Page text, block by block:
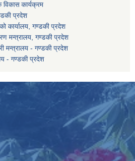
विकास कार्यक्रम
प्रदेश
कार्यालय, गण्डकी प्रदेश
मन्त्रालय, गण्डकी प्रदेश
मन्त्रालय - गण्डकी प्रदेश
- गण्डकी प्रदेश